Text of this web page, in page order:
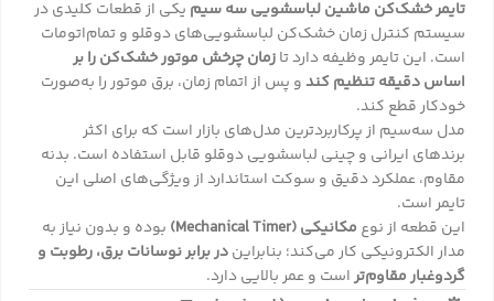
تایمر خشک‌کن ماشین لباسشویی سه سیم یکی از قطعات کلیدی در
سیستم کنترل زمان خشک‌کن لباسشویی‌های دوقلو و تمام‌اتومات
است. این تایمر وظیفه دارد تازمان چرخش موتور خشک‌کن را بر
اساس دقیقه تنظیم کندو پس از اتمام زمان، برق موتور را به‌صورت
خودکار قطع کند.
مدل سه‌سیم از پرکاربردترین مدل‌های بازار است که برای اکثر
برندهای ایرانی و چینی لباسشویی دوقلو قابل استفاده است. بدنه
مقاوم، عملکرد دقیق و سوکت استاندارد از ویژگی‌های اصلی این
تایمر است.
این قطعه از نوع مکانیکی (Mechanical Timer)
بوده و بدون نیاز به
مدار الکترونیکی کار می‌کند؛ بنابرایندر برابر نوسانات برق، رطوبت و
گردوغبار مقاوم‌تراست و عمر بالایی دارد.